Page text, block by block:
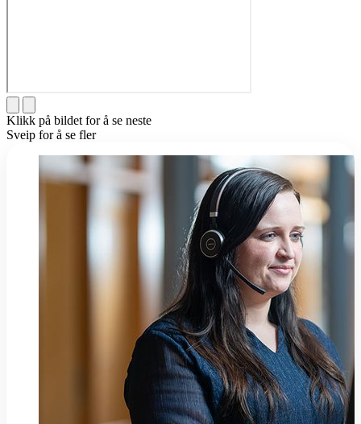
Klikk på bildet for å se neste
Sveip for å se fler